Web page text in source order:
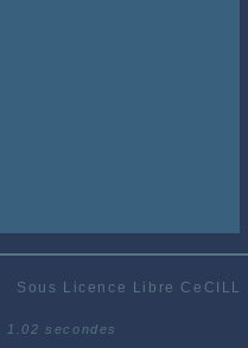
Sous Licence Libre CeCILL
1.02 secondes